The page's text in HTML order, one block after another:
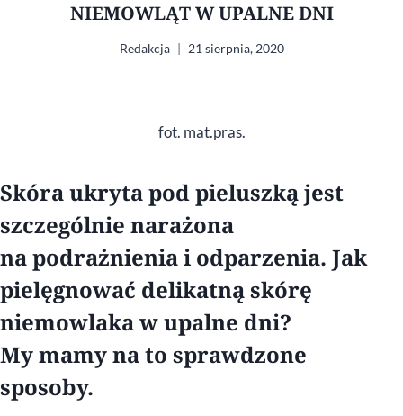
NIEMOWLĄT W UPALNE DNI
Redakcja 21 sierpnia, 2020
fot. mat.pras.
Skóra ukryta pod pieluszką jest
szczególnie narażona
na podrażnienia i odparzenia. Jak
pielęgnować delikatną skórę
niemowlaka w upalne dni?
My mamy na to sprawdzone
sposoby.